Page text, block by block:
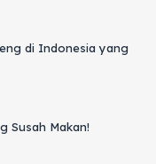
di Indonesia yang
Susah Makan!